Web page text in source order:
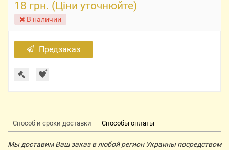
18 грн. (Ціни уточнюйте)
В наличии
Предзаказ
Способ и сроки доставки Способы оплаты
Мы доставим Ваш заказ в любой регион Украины посредством